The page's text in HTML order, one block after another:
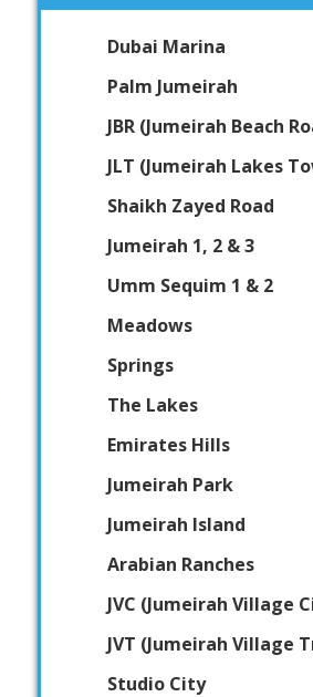
Dubai Marina
Palm Jumeirah
JBR (Jumeirah Beach
JLT (Jumeirah Lakes
Shaikh Zayed Road
Jumeirah 1, 2 & 3
Umm Sequim 1 & 2
Meadows
Springs
The Lakes
Emirates Hills
Jumeirah Park
Jumeirah Island
Arabian Ranches
JVC (Jumeirah Village
JVT (Jumeirah Village
Studio City